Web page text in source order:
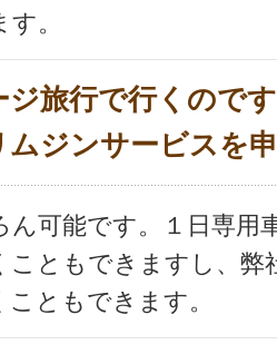
。
ジ旅行で行くので
ムジンサービスを
ん可能です。１日専用
こともできますし、弊
こともできます。